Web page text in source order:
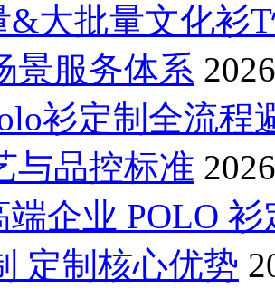
&大批量文化衫
景服务体系
衫定制全流程
与品控标准
端企业 POLO
定制核心优势